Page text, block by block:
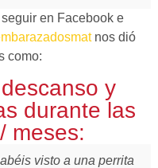
en Facebook e
nos dió
como:
y
durante las
meses:
visto a una perrita